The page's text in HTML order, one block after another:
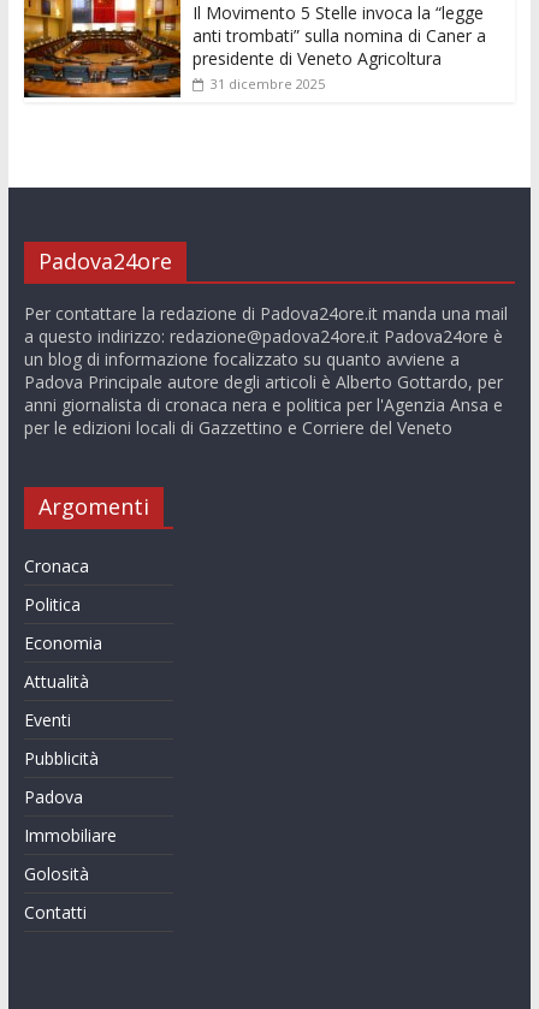
Il Movimento 5 Stelle invoca la “legge
anti trombati” sulla nomina di Caner a
presidente di Veneto Agricoltura
31 dicembre 2025
Padova24ore
Per contattare la redazione di Padova24ore.it manda una mail
a questo indirizzo: redazione@padova24ore.itPadova24ore è
un blog di informazione focalizzato su quanto avviene a
Padova Principale autore degli articoli è Alberto Gottardo, per
anni giornalista di cronaca nera e politica per l'Agenzia Ansa e
per le edizioni locali di Gazzettino e Corriere del Veneto
Argomenti
Cronaca
Politica
Economia
Attualità
Eventi
Pubblicità
Padova
Immobiliare
Golosità
Contatti